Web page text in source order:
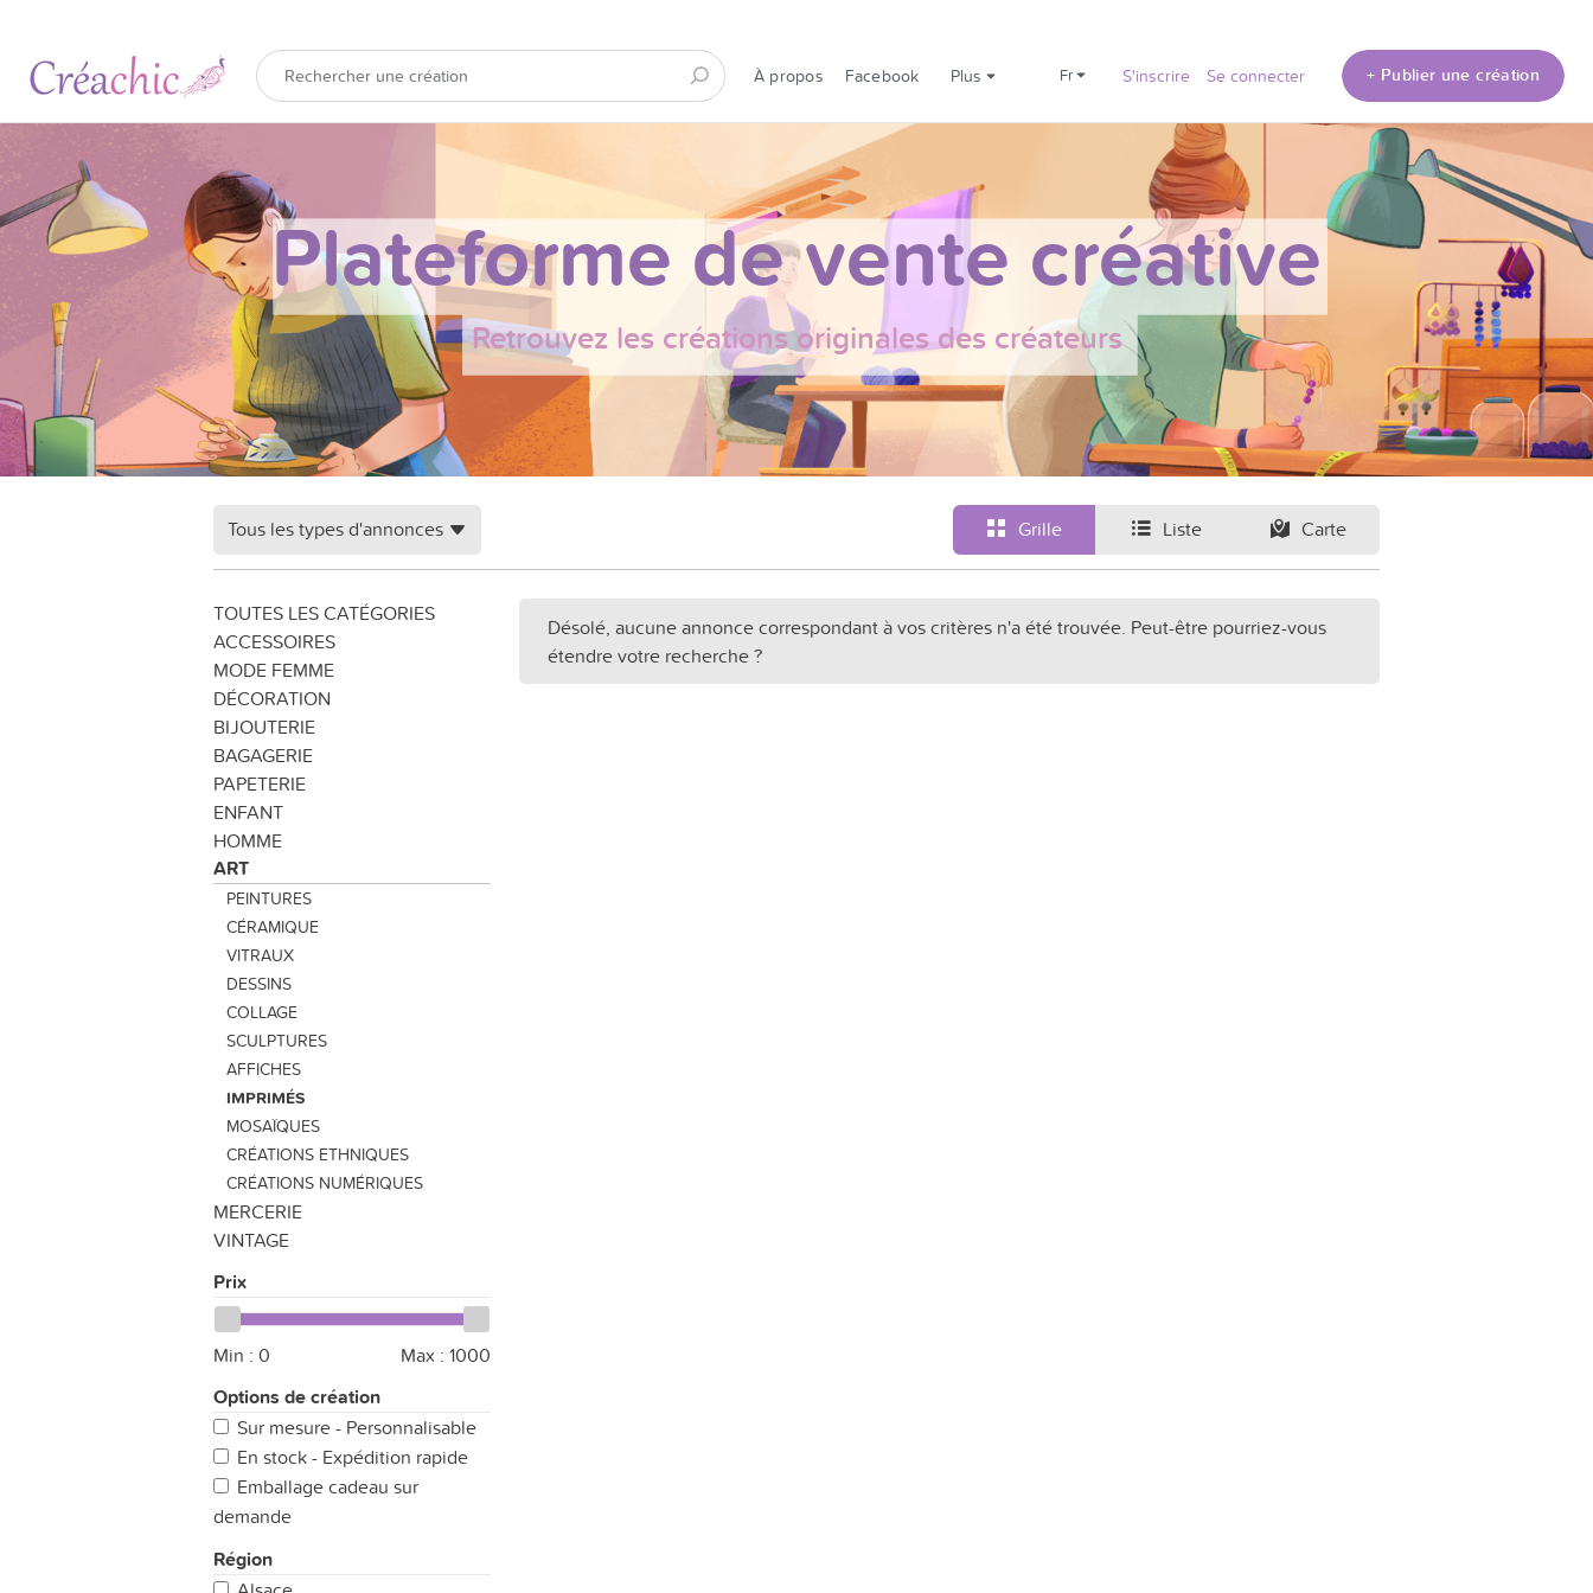
À propos Facebook Plus fr S'inscrire Se connecter + Publier une création
Plateforme de vente créative
Retrouvez les créations originales des créateurs
Grille Liste Carte
Tous les types d'annonces
TOUTES LES CATÉGORIES
ACCESSOIRES
MODE FEMME
DÉCORATION
BIJOUTERIE
BAGAGERIE
PAPETERIE
ENFANT
HOMME
ART
PEINTURES
CÉRAMIQUE
VITRAUX
DESSINS
COLLAGE
SCULPTURES
AFFICHES
IMPRIMÉS
MOSAÏQUES
CRÉATIONS ETHNIQUES
CRÉATIONS NUMÉRIQUES
MERCERIE
VINTAGE
Prix
Min : 0 Max : 1000
Options de création
Sur mesure - Personnalisable
En stock - Expédition rapide
Emballage cadeau sur
demande
Région
Désolé, aucune annonce correspondant à vos critères n'a été trouvée. Peut-être pourriez-vous
étendre votre recherche ?